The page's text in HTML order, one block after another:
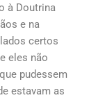
à Doutrina
e na
certos
eles não
pudessem
estavam as